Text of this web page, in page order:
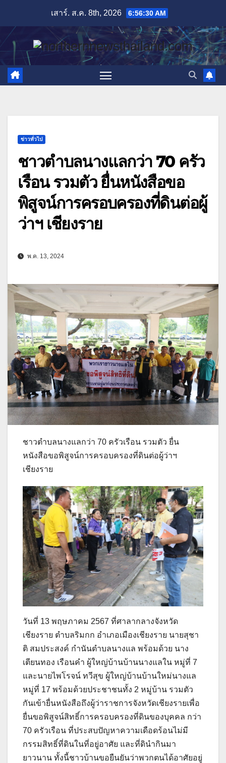
content
เสาร์. ส.ค. 8th, 2026 6:56:31 AM
ข่าวทั่วไป
ชาวตำบลนางแลกว่า 70 ครัว
เรือน รวมตัว ยื่นหนังสือขอ
พิสูจน์การครอบครองที่ดินต่อผู้
ว่าฯ เชียงราย
พ.ค. 13, 2024
ชาวตำบลนางแลกว่า 70 ครัวเรือน รวมตัว ยื่น
หนังสือขอพิสูจน์การครอบครองที่ดินต่อผู้ว่าฯ
เชียงราย
วันที่ 13 พฤษภาคม 2567 ที่ศาลากลางจังหวัด
เชียงราย ตำบลริมกก อำเภอเมืองเชียงราย นายสุชา
ติ สมประสงค์ กำนันตำบลนางแล พร้อมด้วย นาง
เตียนทอง เรือนคำ ผู้ใหญ่บ้านบ้านนางแลใน หมู่ที่ 7
และนายไพโรจน์ ทวีสุข ผู้ใหญ่บ้านบ้านใหม่นางแล
หมู่ที่ 17 พร้อมด้วยประชาชนทั้ง 2 หมู่บ้าน รวมตัว
กันเข้ายื่นหนังสือถึงผู้ว่าราชการจังหวัดเชียงรายเพื่อ
ยื่นขอพิสูจน์สิทธิ์การครอบครองที่ดินของบุคคล กว่า
70 ครัวเรือน ที่ประสบปัญหาความเดือดร้อนไม่มี
กรรมสิทธิ์ที่ดินในที่อยู่อาศัย และที่ดินำกินมา
ยาวนาน ทั้งนี้ชาวบ้านขอยืนยันว่าพวกตนได้อาศัยอยู่